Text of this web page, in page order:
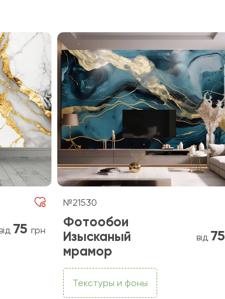
від 75 грн
№21530
Фотообои
Изысканый
мрамор
від 75
Текстуры и фоны